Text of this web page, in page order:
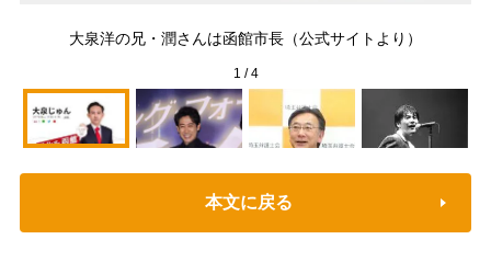
大泉洋の兄・潤さんは函館市長（公式サイトより）
1 /4
本文に戻る